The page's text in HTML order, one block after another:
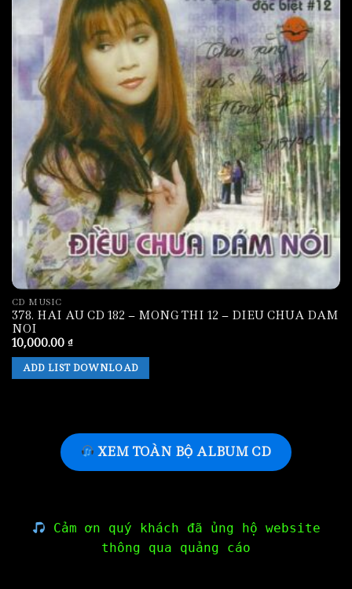
CD MUSIC
378. HAI AU CD 182 – MONG THI 12 – DIEU CHUA DAM
NOI
10,000.00 ₫
ADD LIST DOWNLOAD
XEM TOÀN BỘ ALBUM CD
Cảm ơn quý khách đã ủng hộ website
thông qua quảng cáo